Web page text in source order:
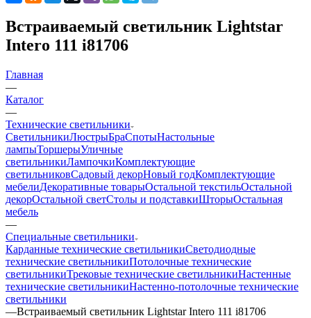
Встраиваемый светильник Lightstar
Intero 111 i81706
Главная
—
Каталог
—
Технические светильники
СветильникиЛюстрыБраСпотыНастольные
лампыТоршерыУличные
светильникиЛампочкиКомплектующие
светильниковСадовый декорНовый годКомплектующие
мебелиДекоративные товарыОстальной текстильОстальной
декорОстальной светСтолы и подставкиШторыОстальная
мебель
—
Специальные светильники
Карданные технические светильникиСветодиодные
технические светильникиПотолочные технические
светильникиТрековые технические светильникиНастенные
технические светильникиНастенно-потолочные технические
светильники
—Встраиваемый светильник Lightstar Intero 111 i81706